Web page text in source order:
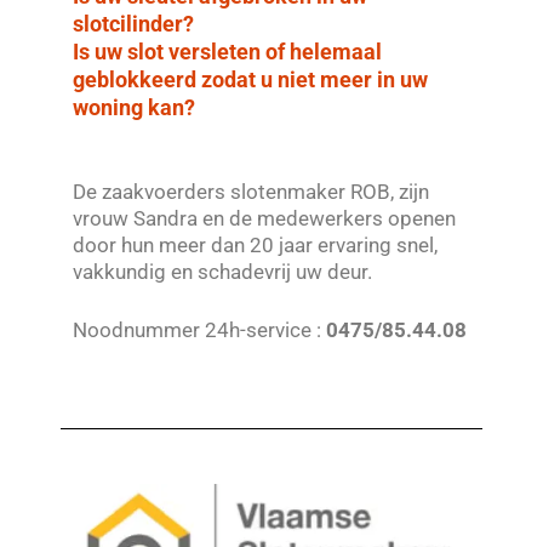
slotcilinder?
Is uw slot versleten of helemaal
geblokkeerd zodat u niet meer in uw
woning kan?
De zaakvoerders slotenmaker ROB, zijn
vrouw Sandra en de medewerkers openen
door hun meer dan 20 jaar ervaring snel,
vakkundig en schadevrij uw deur.
Noodnummer 24h-service : 0475/85.44.08